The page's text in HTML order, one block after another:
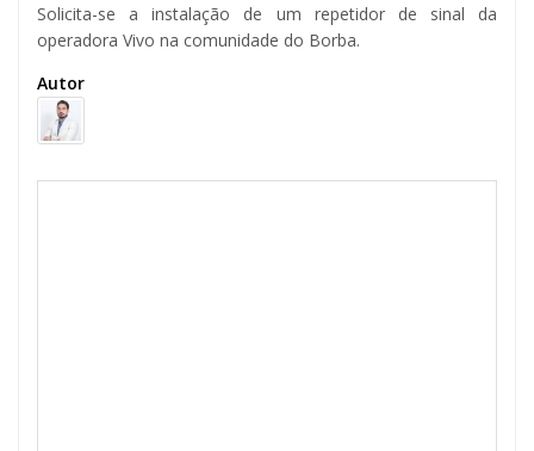
Solicita-se a instalação de um repetidor de sinal da
operadora Vivo na comunidade do Borba.
Autor